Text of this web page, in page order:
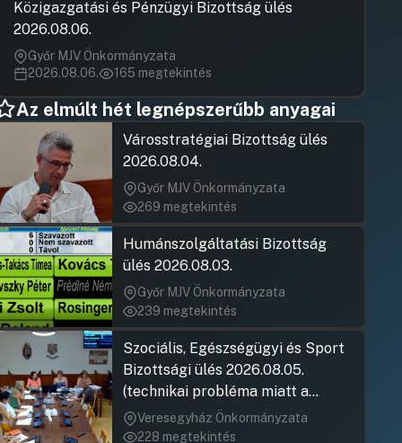
16.
UGRÁS A NAPIREND ELEJÉRE
Közigazgatási és Pénzügyi Bizottság ülés
2026.08.06.
Győr MJV Önkormányzata
2026.08.06.
165 megtekintés
Az elmúlt hét legnépszerűbb anyagai
Városstratégiai Bizottság ülés
2026.08.04.
Győr MJV Önkormányzata
269 megtekintés
Humánszolgáltatási Bizottság
ülés 2026.08.03.
Győr MJV Önkormányzata
239 megtekintés
Szociális, Egészségügyi és Sport
Bizottsági ülés 2026.08.05.
(technikai probléma miatt a
jegyzőkönyv elfogadása nem
rögzült)
Veresegyház Önkormányzata
228 megtekintés